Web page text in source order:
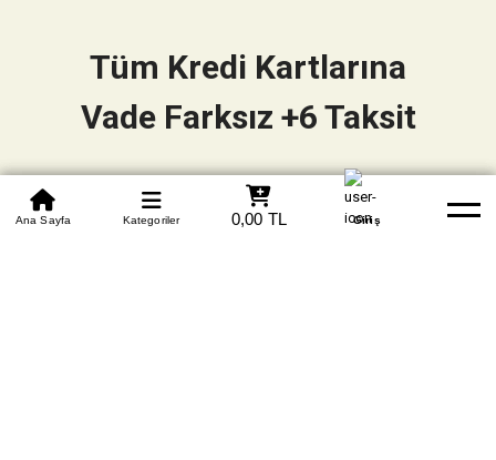
0850 305 09 70
Beden Tablosu Banka Hesapları Whatsapp Yardım
Ana Sayfa Kategoriler 0,00 TL Giriş
Tüm Kredi Kartlarına
Vade Farksız +6 Taksit